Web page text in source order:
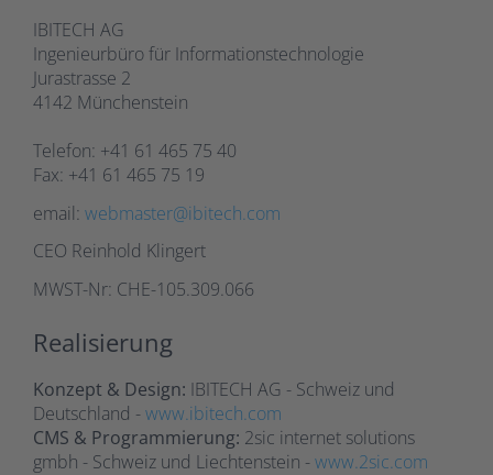
IBITECH AG
Ingenieurbüro für Informationstechnologie
Jurastrasse 2
4142 Münchenstein
Telefon: +41 61 465 75 40
Fax: +41 61 465 75 19
email: webmaster@ibitech.com
CEO Reinhold Klingert
MWST-Nr: CHE-105.309.066
Realisierung
Konzept & Design: IBITECH AG - Schweiz und
Deutschland -www.ibitech.com
CMS & Programmierung: 2sic internet solutions
gmbh - Schweiz und Liechtenstein -www.2sic.com